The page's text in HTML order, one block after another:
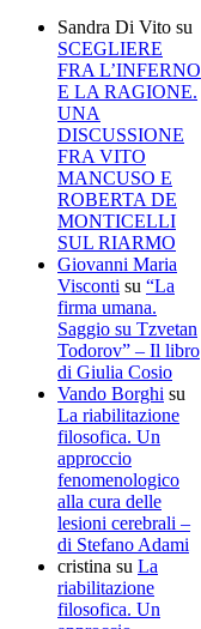
Sandra Di Vito su
SCEGLIERE
FRA L’INFERNO
E LA RAGIONE.
UNA
DISCUSSIONE
FRA VITO
MANCUSO E
ROBERTA DE
MONTICELLI
SUL RIARMO
Giovanni Maria
Visconti su “La
firma umana.
Saggio su Tzvetan
Todorov” – Il libro
di Giulia Cosio
Vando Borghi su
La riabilitazione
filosofica. Un
approccio
fenomenologico
alla cura delle
lesioni cerebrali –
di Stefano Adami
cristina su La
riabilitazione
filosofica. Un